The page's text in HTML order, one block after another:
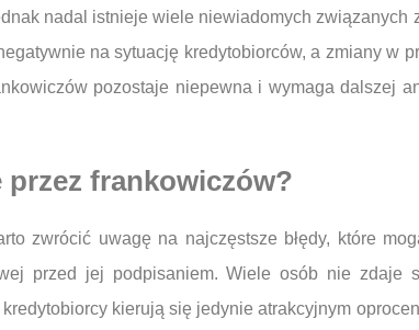
nadal istnieje wiele niewiadomych związanych
na sytuację kredytobiorców, a zmiany w
pozostaje niepewna i wymaga dalszej
przez frankowiczów?
zwrócić uwagę na najczęstsze błędy, które
przed jej podpisaniem. Wiele osób nie zdaje
kierują się jedynie atrakcyjnym